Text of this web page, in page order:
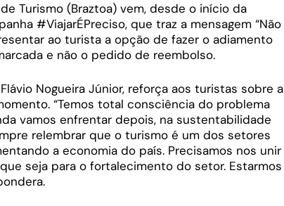
Turismo (Braztoa) vem, desde o início da
#ViajarÉPreciso, que traz a mensagem “Não
ao turista a opção de fazer o adiamento
e não o pedido de reembolso.
Nogueira Júnior, reforça aos turistas sobre a
“Temos total consciência do problema
vamos enfrentar depois, na sustentabilidade
relembrar que o turismo é um dos setores
a economia do país. Precisamos nos unir
seja para o fortalecimento do setor. Estarmos